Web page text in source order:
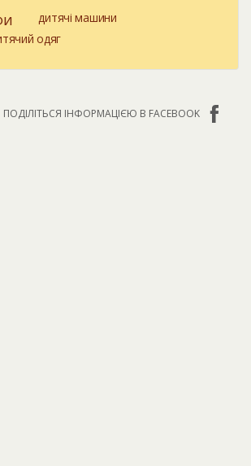
дитячі машини
одяг
ПОДІЛІТЬСЯ ІНФОРМАЦІЄЮ В FACEBOOK